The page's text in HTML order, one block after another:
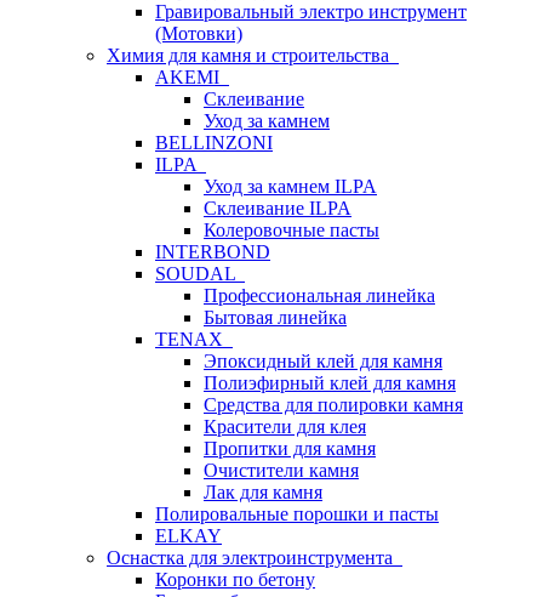
Гравировальный электро инструмент
(Мотовки)
Химия для камня и строительства
AKEMI
Склеивание
Уход за камнем
BELLINZONI
ILPA
Уход за камнем ILPA
Склеивание ILPA
Колеровочные пасты
INTERBOND
SOUDAL
Профессиональная линейка
Бытовая линейка
TENAX
Эпоксидный клей для камня
Полиэфирный клей для камня
Средства для полировки камня
Красители для клея
Пропитки для камня
Очистители камня
Лак для камня
Полировальные порошки и пасты
ELKAY
Оснастка для электроинструмента
Коронки по бетону